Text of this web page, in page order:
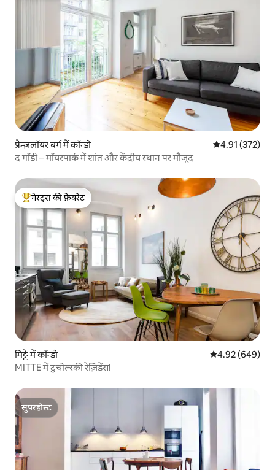
प्रेन्ज़लॉयर बर्ग में कॉन्डो औसत रेटिंग 5 में से
4.91 (372)
द गॉडी – मॉयरपार्क में शांत और केंद्रीय स्थान पर मौजूद
गेस्ट्स का टॉप फ़ेवरेट
गेस्ट्स की फ़ेवरेट
मिट्टे में कॉन्डो औसत रेटिंग 5 में से
4.92 (649)
MITTE में टुचोल्स्की रेज़िडेंस!
सुपरहोस्ट
सुपरहोस्ट